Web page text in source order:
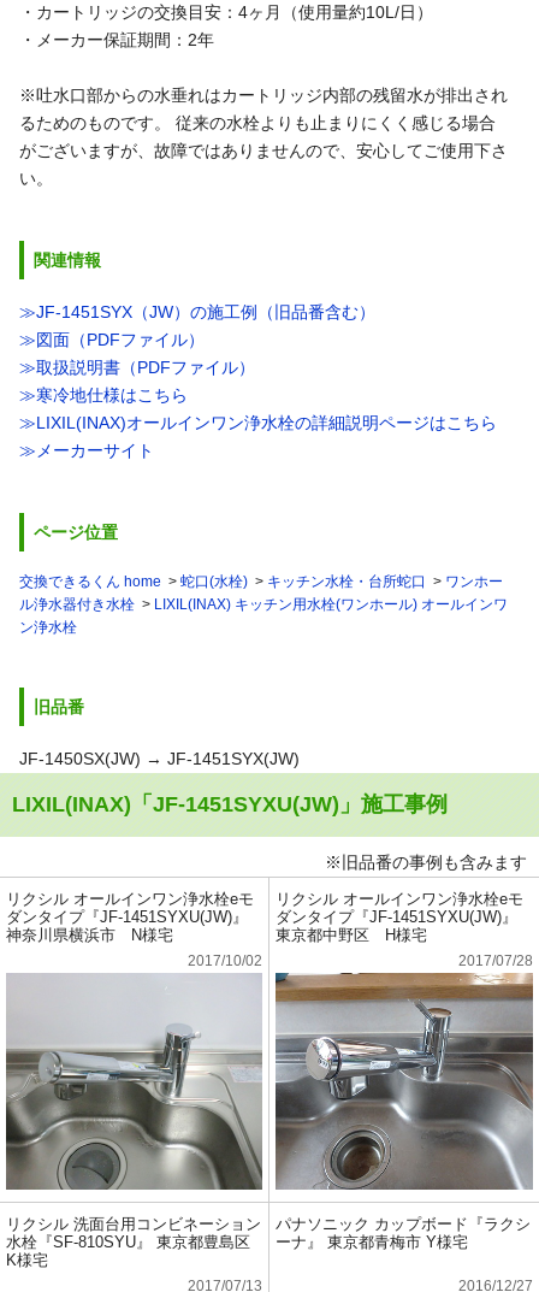
・カートリッジの交換目安：4ヶ月（使用量約10L/日）
・メーカー保証期間：2年
※吐水口部からの水垂れはカートリッジ内部の残留水が排出され
るためのものです。 従来の水栓よりも止まりにくく感じる場合
がございますが、故障ではありませんので、安心してご使用下さ
い。
関連情報
≫JF-1451SYX（JW）の施工例（旧品番含む）
≫図面（PDFファイル）
≫取扱説明書（PDFファイル）
≫寒冷地仕様はこちら
≫LIXIL(INAX)オールインワン浄水栓の詳細説明ページはこちら
≫メーカーサイト
ページ位置
交換できるくん home 蛇口(水栓) キッチン水栓・台所蛇口
ワンホー
ル浄水器付き水栓
LIXIL(INAX) キッチン用水栓(ワンホール) オールインワ
ン浄水栓
旧品番
JF-1450SX(JW) → JF-1451SYX(JW)
LIXIL(INAX)「JF-1451SYXU(JW)」施工事例
※旧品番の事例も含みます
リクシル オールインワン浄水栓eモ
ダンタイプ『JF-1451SYXU(JW)』
神奈川県横浜市 N様宅
2017/10/02
リクシル オールインワン浄水栓eモ
ダンタイプ『JF-1451SYXU(JW)』
東京都中野区 H様宅
2017/07/28
リクシル 洗面台用コンビネーション
水栓『SF-810SYU』 東京都豊島区
K様宅
2017/07/13
パナソニック カップボード『ラクシ
ーナ』 東京都青梅市 Y様宅
2016/12/27